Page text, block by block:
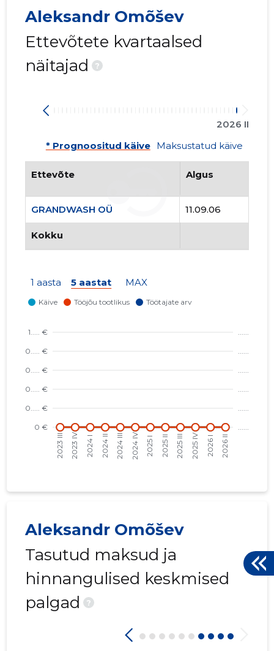
Aleksandr Omõšev
Ettevõtete kvartaalsed
näitajad
?
2026 II
* Prognoositud käive Maksustatud käive
Ettevõte Algus
GRANDWASH OÜ 11.09.06
Kokku
1 aasta 5 aastat MAX
Aleksandr Omõšev
Tasutud maksud ja
hinnangulised keskmised
palgad
?